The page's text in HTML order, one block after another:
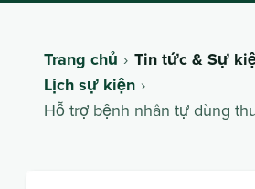
Trang chủ
Tin tức & Sự
Lịch sự kiện
Hỗ trợ bệnh nhân tự dùng